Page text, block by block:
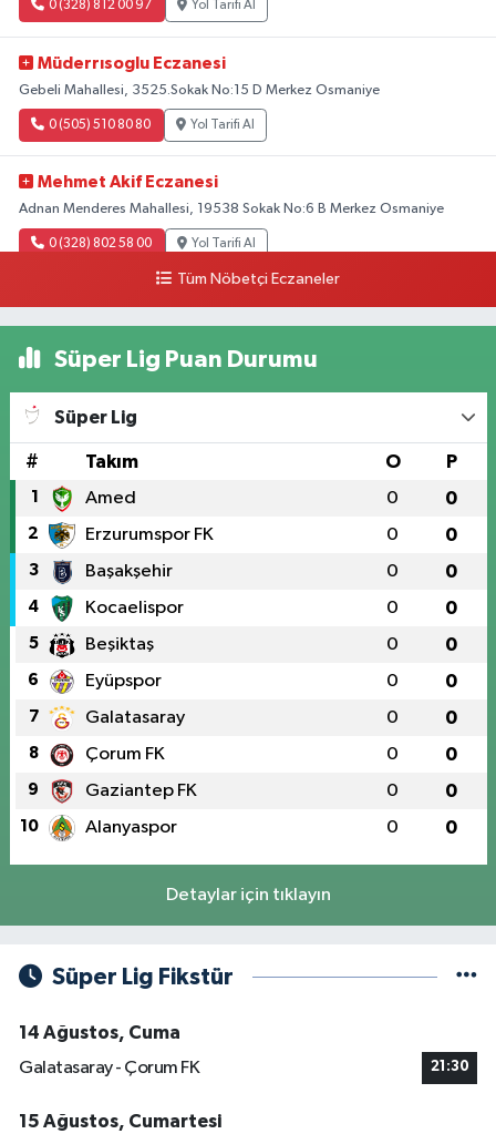
0 (328) 812 00 97 Yol Tarifi Al
Müderrısoglu Eczanesi
Gebeli Mahallesi, 3525.Sokak No:15 D Merkez Osmaniye
0 (505) 510 80 80 Yol Tarifi Al
Mehmet Akif Eczanesi
Adnan Menderes Mahallesi, 19538 Sokak No:6 B Merkez Osmaniye
0 (328) 802 58 00 Yol Tarifi Al
Tüm Nöbetçi Eczaneler
Süper Lig Puan Durumu
Süper Lig
# Takım O P
1 Amed 0 0
2 Erzurumspor FK 0 0
3 Başakşehir 0 0
4 Kocaelispor 0 0
5 Beşiktaş 0 0
6 Eyüpspor 0 0
7 Galatasaray 0 0
8 Çorum FK 0 0
9 Gaziantep FK 0 0
10 Alanyaspor 0 0
Detaylar için tıklayın
Süper Lig Fikstür
14 Ağustos, Cuma
Galatasaray - Çorum FK
21:30
15 Ağustos, Cumartesi